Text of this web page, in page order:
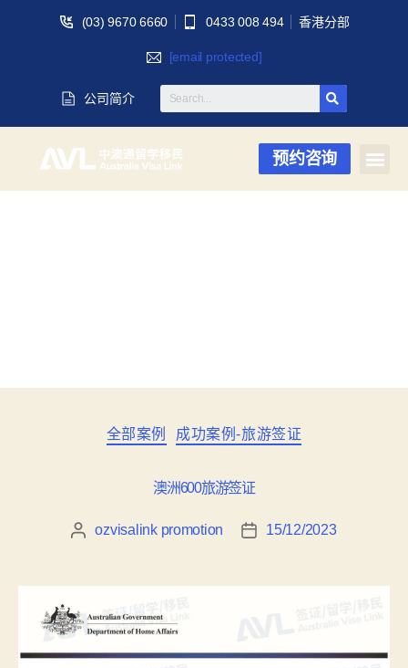
(03) 9670 6660 0433 008 494 香港分部
[email protected]
公司简介
预约咨询
全部案例 成功案例-旅游签证
澳洲600旅游签证
ozvisalink promotion 15/12/2023